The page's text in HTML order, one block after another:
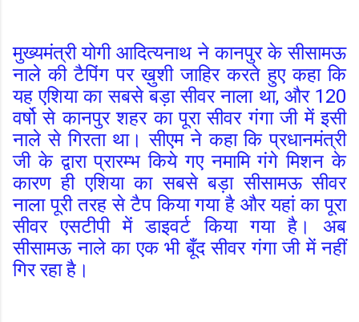
मुख्यमंत्री योगी आदित्यनाथ ने कानपुर के सीसामऊ
नाले की टैपिंग पर ख़ुशी जाहिर करते हुए कहा कि
यह एशिया का सबसे बड़ा सीवर नाला था, और 120
वर्षो से कानपुर शहर का पूरा सीवर गंगा जी में इसी
नाले से गिरता था। सीएम ने कहा कि प्रधानमंत्री
जी के द्वारा प्रारम्भ किये गए नमामि गंगे मिशन के
कारण ही एशिया का सबसे बड़ा सीसामऊ सीवर
नाला पूरी तरह से टैप किया गया है और यहां का पूरा
सीवर एसटीपी में डाइवर्ट किया गया है। अब
सीसामऊ नाले का एक भी बूँद सीवर गंगा जी में नहीं
गिर रहा है।